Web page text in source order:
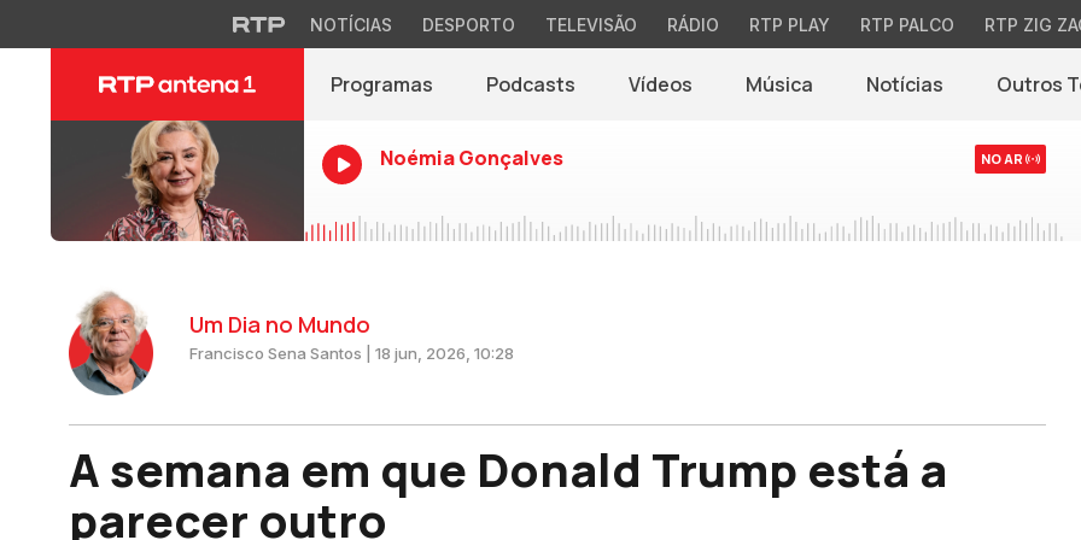
NOTÍCIAS DESPORTO TELEVISÃO RÁDIO RTP PLAY RTP PALCO RTP ZIG
Programas Podcasts Vídeos Música Notícias(abre em nova
Outros
Noémia Gonçalves NO AR
Um Dia no Mundo
Francisco Sena Santos | 18 jun, 2026, 10:28
A semana em que Donald Trump está a
parecer outro